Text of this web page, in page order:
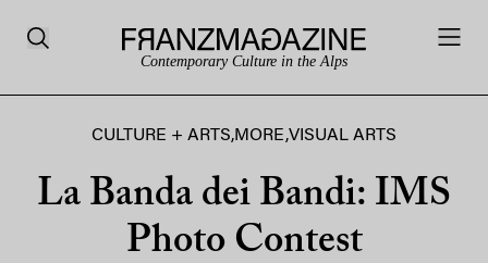
Contemporary Culture in the Alps
CULTURE + ARTS,MORE,VISUAL ARTS
La Banda dei Bandi: IMS
Photo Contest